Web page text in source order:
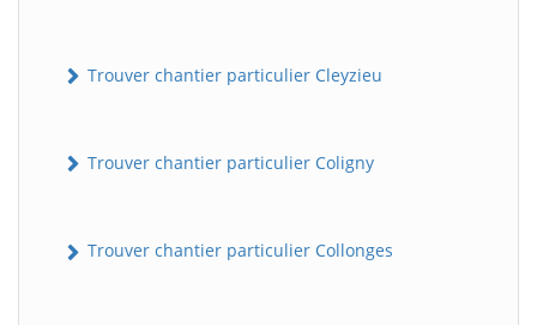
Trouver chantier particulier Cleyzieu
Trouver chantier particulier Coligny
Trouver chantier particulier Collonges